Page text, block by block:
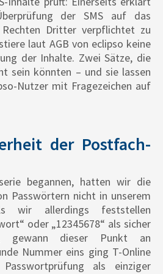
der SMS auf das
Dritter verpflichtet zu
laut AGB von eclipso keine
der Inhalte. Zwei Sätze, die
sein könnten – und sie lassen
Nutzer mit Fragezeichen auf
der Postfach-
begannen, hatten wir die
Passwörtern nicht in unserem
wir allerdings feststellen
oder „12345678“ als sicher
gewann dieser Punkt an
Nummer eins ging T-Online
als einziger